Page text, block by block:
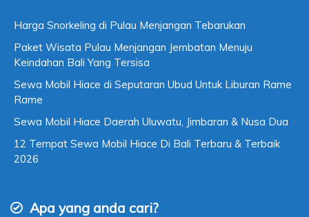
Harga Snorkeling di Pulau Menjangan Tebarukan
Paket Wisata Pulau Menjangan Jembatan Menuju
Keindahan Bali Yang Tersisa
Sewa Mobil Hiace di Seputaran Ubud Untuk Liburan Rame
Rame
Sewa Mobil Hiace Daerah Uluwatu, Jimbaran & Nusa Dua
12 Tempat Sewa Mobil Hiace Di Bali Terbaru & Terbaik
2026
Apa yang anda cari?